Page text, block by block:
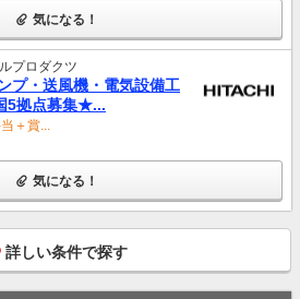
気になる！
プロダクツ
プ・送風機・電気設備工
5拠点募集★...
＋賞...
気になる！
詳しい条件で探す